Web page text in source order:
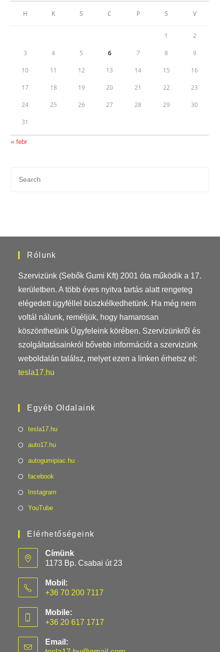
H K S C P S V
1 2
3 4 5 6 7 8 9
10 11 12 13 14 15 16
17 18 19 20 21 22 23
24 25 26 27 28 29 30
31
« febr
Rólunk
Szervizünk (Sebők Gumi Kft) 2001 óta működik a 17.
kerületben. A több éves nyitva tartás alatt rengeteg
elégedett ügyféllel büszkélkedhetünk. Ha még nem
voltál nálunk, reméljük, hogy hamarosan
köszönthetünk Ügyfeleink körében. Szervizünkről és
szolgáltatásainkról bővebb információt a szervizünk
weboldalán találsz, melyet ezen a linken érhetsz el:
tesla17.hu
Egyéb Oldalaink
tesla17.huOpens
new
auto17.huOpens
tab
autogumipiac.huOpens
facebook
Instagram
YouTubeOpens
a
tab
Elérhetőségeink
Címünk
1173 Bp. Csabai út 23
Mobil:
+36 70 200 7117
in
your
application
Mobile:
+36 20 617 1717
in
Email: